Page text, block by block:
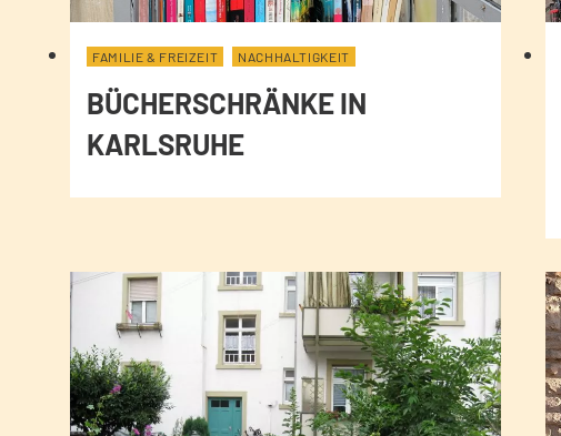
FAMILIE & FREIZEIT NACHHALTIGKEIT
BÜCHERSCHRÄNKE IN
KARLSRUHE